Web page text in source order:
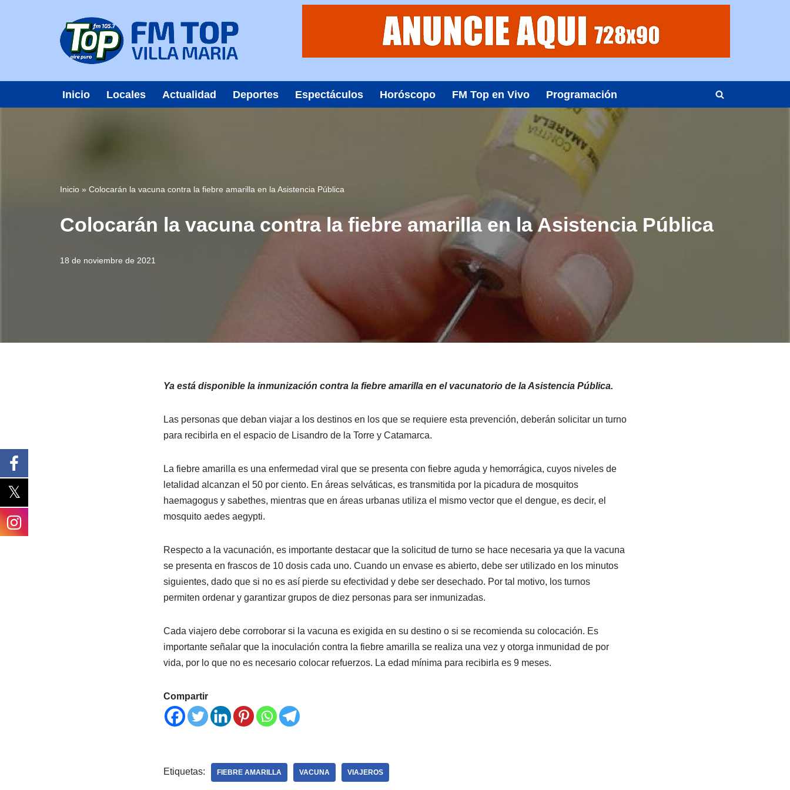
Inicio Locales Actualidad Deportes Espectáculos Horóscopo FM Top en Vivo Programación
Inicio » Colocarán la vacuna contra la fiebre amarilla en la Asistencia Pública
Colocarán la vacuna contra la fiebre amarilla en la Asistencia Pública
18 de noviembre de 2021
Ya está disponible la inmunización contra la fiebre amarilla en el vacunatorio de la Asistencia Pública.
Las personas que deban viajar a los destinos en los que se requiere esta prevención, deberán solicitar un turno
para recibirla en el espacio de Lisandro de la Torre y Catamarca.
La fiebre amarilla es una enfermedad viral que se presenta con fiebre aguda y hemorrágica, cuyos niveles de
letalidad alcanzan el 50 por ciento. En áreas selváticas, es transmitida por la picadura de mosquitos
haemagogus y sabethes, mientras que en áreas urbanas utiliza el mismo vector que el dengue, es decir, el
mosquito aedes aegypti.
Respecto a la vacunación, es importante destacar que la solicitud de turno se hace necesaria ya que la vacuna
se presenta en frascos de 10 dosis cada uno. Cuando un envase es abierto, debe ser utilizado en los minutos
siguientes, dado que si no es así pierde su efectividad y debe ser desechado. Por tal motivo, los turnos
permiten ordenar y garantizar grupos de diez personas para ser inmunizadas.
Cada viajero debe corroborar si la vacuna es exigida en su destino o si se recomienda su colocación. Es
importante señalar que la inoculación contra la fiebre amarilla se realiza una vez y otorga inmunidad de por
vida, por lo que no es necesario colocar refuerzos. La edad mínima para recibirla es 9 meses.
Compartir
Etiquetas: FIEBRE AMARILLA VACUNA VIAJEROS